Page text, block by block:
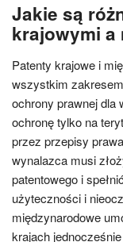
Jakie są
krajowymi a
Patenty krajowe i
wszystkim
ochrony prawnej dla
ochronę tylko na
przez przepisy
wynalazca musi
patentowego i
użyteczności i
międzynarodowe
krajach